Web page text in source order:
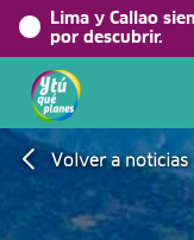
Lima y Callao
por descubrir.
Volver a noticias